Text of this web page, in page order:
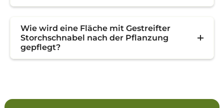
Wie wird eine Fläche mit Gestreifter
Storchschnabel nach der Pflanzung
gepflegt?